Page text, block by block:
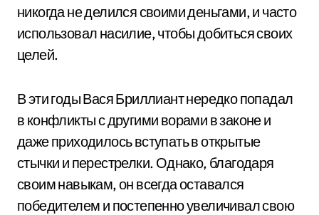
никогда не делился своими деньгами, и часто
использовал насилие, чтобы добиться своих
целей.
В эти годы Вася Бриллиант нередко попадал
в конфликты с другими ворами в законе и
даже приходилось вступать в открытые
стычки и перестрелки. Однако, благодаря
своим навыкам, он всегда оставался
победителем и постепенно увеличивал свою